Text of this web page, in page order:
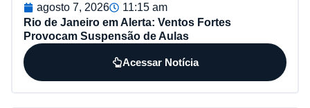
agosto 7, 2026
11:15 am
Rio de Janeiro em Alerta: Ventos Fortes
Provocam Suspensão de Aulas
Acessar Notícia